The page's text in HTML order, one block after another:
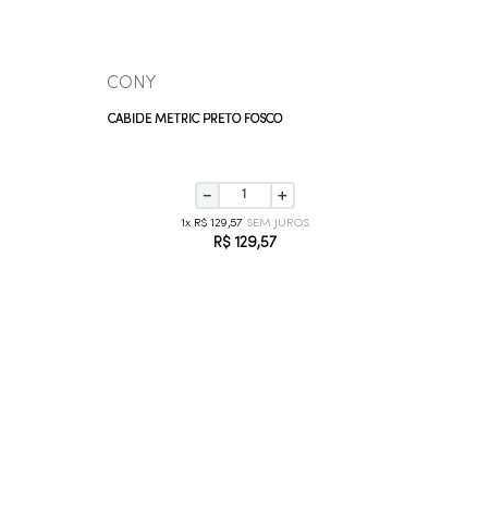
CONY
CABIDE METRIC PRETO FOSCO
＋
－
1 R$ 129,57
R$ 129,57